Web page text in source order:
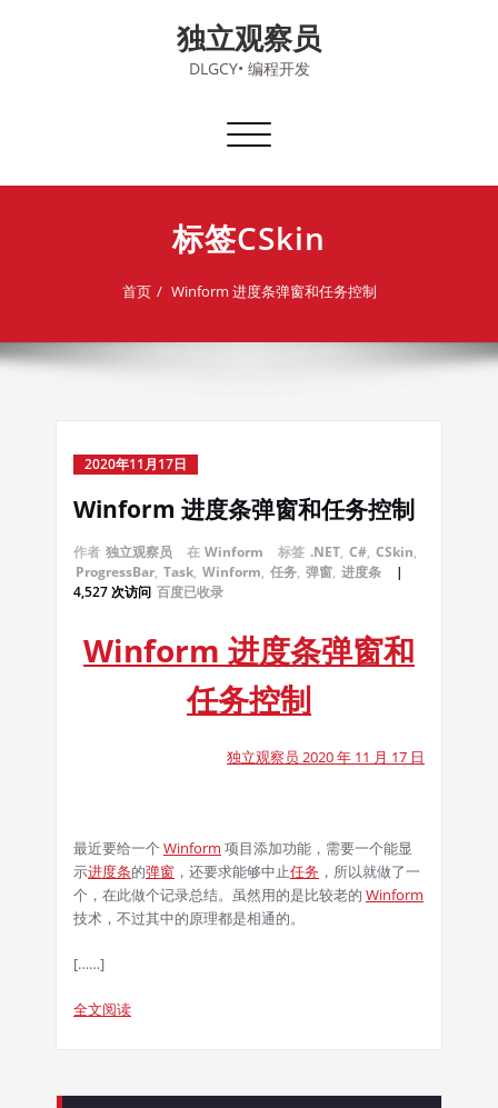
独立观察员
DLGCY• 编程开发
切
导
标签CSkin
首页 Winform 进度条弹窗和任务控制
2020年11月17日
Winform 进度条弹窗和任务控制
作者 独立观察员 在 Winform 标签 .NET, C#, CSkin,
ProgressBar, Task, Winform, 任务, 弹窗, 进度条
|
4,527 次访问 百度已收录
Winform 进度条弹窗和
任务控制
独立观察员 2020 年 11 月 17 日
最近要给一个 Winform 项目添加功能，需要一个能显
示进度条的弹窗 ，还要求能够中止任务 ，所以就做了一
个，在此做个记录总结。虽然用的是比较老的 Winform
技术，不过其中的原理都是相通的。
[……]
全文阅读